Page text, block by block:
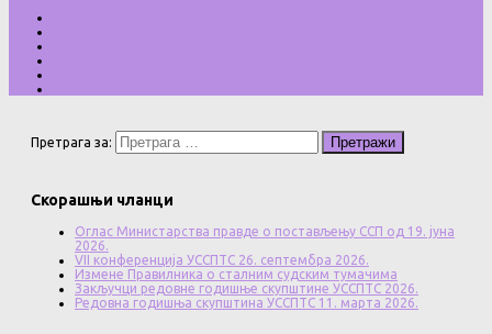
Претрага за:
Скорашњи чланци
Оглас Министарства правде о постављењу ССП од 19. јуна
2026.
VII конференција УССПТС 26. септембра 2026.
Измене Правилника о сталним судским тумачима
Закључци редовне годишње скупштине УССПТС 2026.
Редовна годишња скупштина УССПТС 11. марта 2026.